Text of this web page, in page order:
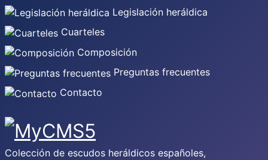
Legislación heráldica
Cuarteles
Composición
Preguntas frecuentes
Contacto
Colección de escudos heráldicos españoles,